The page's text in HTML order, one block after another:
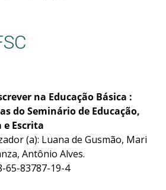
na Educação Básica :
do Seminário de Educação,
Escrita
(a): Luana de Gusmão, Mari
Antônio Alves.
65-83787-19-4